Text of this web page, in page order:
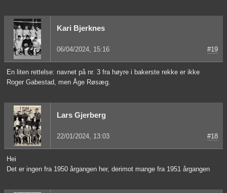
Kari Bjerknes
06/04/2024, 15:16 #19
En liten rettelse: navnet på nr. 3 fra høyre i bakerste rekke er ikke
Roger Gabestad, men Åge Røsæg.
Lars Gjerberg
22/01/2024, 13:03 #18
Hei
Det er ingen fra 1950 årgangen her, derimot mange fra 1951 årgangen